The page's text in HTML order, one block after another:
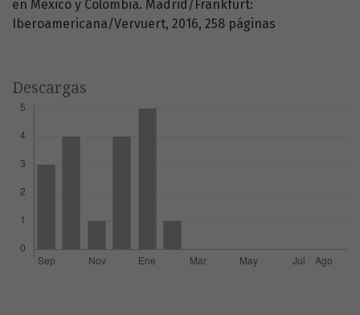
en México y Colombia. Madrid/Frankfurt:
Iberoamericana/Vervuert, 2016, 258 páginas
Descargas